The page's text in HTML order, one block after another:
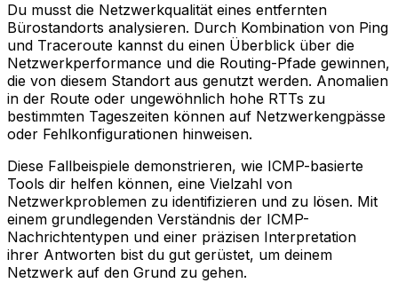
Du musst die Netzwerkqualität eines entfernten
Bürostandorts analysieren. Durch Kombination von Ping
und Traceroute kannst du einen Überblick über die
Netzwerkperformance und die Routing-Pfade gewinnen,
die von diesem Standort aus genutzt werden. Anomalien
in der Route oder ungewöhnlich hohe RTTs zu
bestimmten Tageszeiten können auf Netzwerkengpässe
oder Fehlkonfigurationen hinweisen.
Diese Fallbeispiele demonstrieren, wie ICMP-basierte
Tools dir helfen können, eine Vielzahl von
Netzwerkproblemen zu identifizieren und zu lösen. Mit
einem grundlegenden Verständnis der ICMP-
Nachrichtentypen und einer präzisen Interpretation
ihrer Antworten bist du gut gerüstet, um deinem
Netzwerk auf den Grund zu gehen.